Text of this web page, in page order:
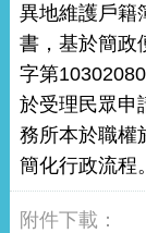
異地維護戶籍
書，基於簡政
字第
於受理民眾申
務所本於職權
簡化行政流程。